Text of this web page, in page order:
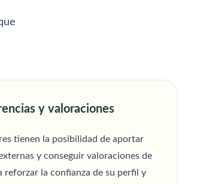
y valoraciones
tienen la posibilidad de aportar
y conseguir valoraciones de
reforzar la confianza de su perfil y